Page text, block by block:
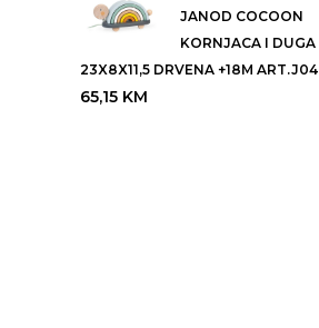
JANOD COCOON
KORNJACA I DUGA
23X8X11,5 DRVENA +18M ART.J04
65,15 KM